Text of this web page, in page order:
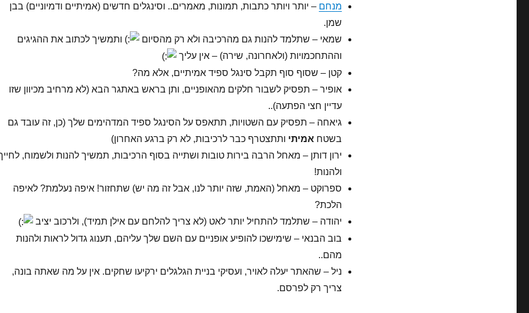
מנחם – יותר ויותר כתבות, תמונות, מאמרים.. וסינגלים חדשים (אמיתיים ודמיוניים) בבן
שמן.
שמאי – שתלמד להנות גם מהרכיבה ולא רק מהסיום
ותמשיך לכתוב את ההגיגים
וההתחכמויות (ולאחרונה, שירה) – אין עליך
קטן – שסוף סוף תקבל סינגל ספיד אמיתיים, אלא מה?
אופיר – תפסיק לשבור חלקים מהאופניים, ותן בראש באתגר הבא (לא מרחיב מכיוון שזו
עדיין חצי הפתעה)..
גיאחה – תפסיק עם השטויות, תתאפס על הסינגל ספיד המדהימים שלך (כן, זה עובד גם
בשטח אמיתי ותתצטרף כבר לרכיבות, לא רק ברגע האחרון)
ירון דותן – מאחל הרבה בירות טובות ושתייה בסוף הרכיבות, תמשיך להנות ולשמוח,
ולהנות!
ספרוקט – מאחל (האמת, שזה יותר לנו, אבל זה מה יש) שתחזור! איפה נעלמת? לאיפה
הלכת?
יהודה – שתלמד להתחיל יותר לאט (לא צריך להלחם עם אילן תמיד), ולרכוב יציב
בוב הבנאי – שימישכו להופיע אופניים עם השם שלך עליהם, תענוג גדול לראות ולהנות
מהם..
ניל – שהאתר יעלה לאויר, ועסיקי בניית הגלגלים ירקיעו שחקים. אין על מה שאתה בונה,
צריך רק לפרסם.